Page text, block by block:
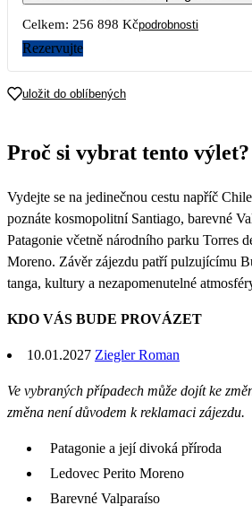
18
Celkem: 256 898 Kčpodrobnosti
Rezervujte
uložit do oblíbených
Proč si vybrat tento výlet?
Vydejte se na jedinečnou cestu napříč
poznáte kosmopolitní Santiago, barevné
Patagonie včetně národního parku Torres
Moreno. Závěr zájezdu patří pulzujícímu
tanga, kultury a nezapomenutelné
KDO VÁS BUDE PROVÁZET
10.01.2027 Ziegler Roman
Ve vybraných případech může dojít ke
změna není důvodem k reklamaci zájezdu.
Patagonie a její divoká příroda
Ledovec Perito Moreno
Barevné Valparaíso